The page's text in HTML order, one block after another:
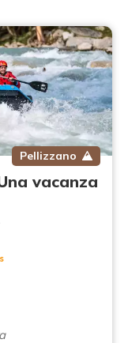
Pellizzano
vacanza
s